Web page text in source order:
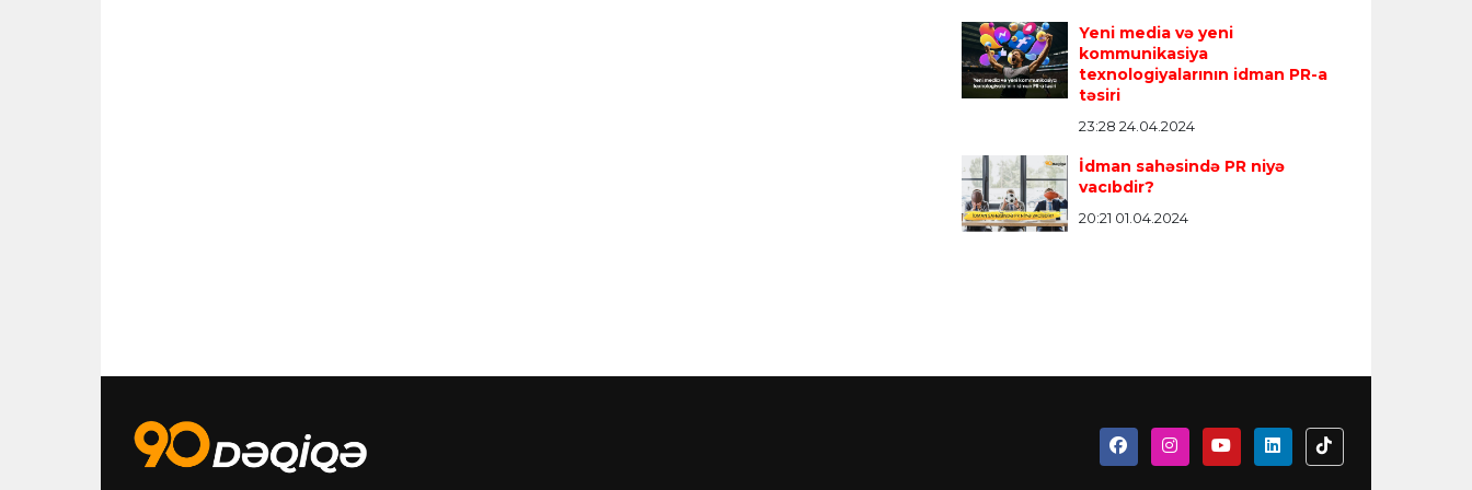
Yeni media və yeni
kommunikasiya
texnologiyalarının idman PR-a
təsiri
23:28 24.04.2024
İdman sahəsində PR niyə
vacıbdir?
20:21 01.04.2024